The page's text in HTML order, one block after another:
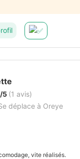
temps record 😊
5 (1 avis)
déplace à Oreye
vite réalisés.